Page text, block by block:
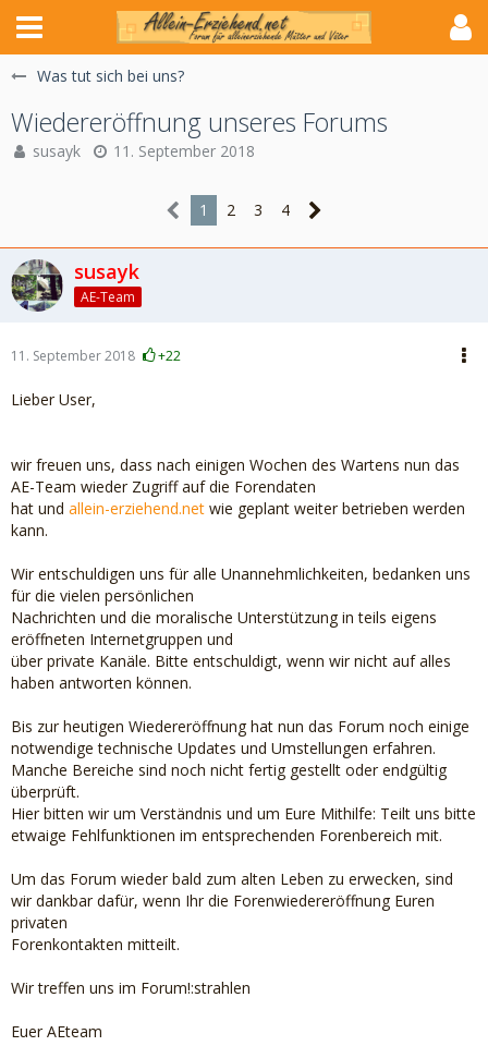
Was tut sich bei uns?
Wiedereröffnung unseres Forums
susayk 11. September 2018
1 2 3 4
susayk
AE-Team
11. September 2018 +22
Lieber User,
wir freuen uns, dass nach einigen Wochen des Wartens nun das
AE-Team wieder Zugriff auf die Forendaten
hat und allein-erziehend.net wie geplant weiter betrieben werden
kann.
Wir entschuldigen uns für alle Unannehmlichkeiten, bedanken uns
für die vielen persönlichen
Nachrichten und die moralische Unterstützung in teils eigens
eröffneten Internetgruppen und
über private Kanäle. Bitte entschuldigt, wenn wir nicht auf alles
haben antworten können.
Bis zur heutigen Wiedereröffnung hat nun das Forum noch einige
notwendige technische Updates und Umstellungen erfahren.
Manche Bereiche sind noch nicht fertig gestellt oder endgültig
überprüft.
Hier bitten wir um Verständnis und um Eure Mithilfe: Teilt uns bitte
etwaige Fehlfunktionen im entsprechenden Forenbereich mit.
Um das Forum wieder bald zum alten Leben zu erwecken, sind
wir dankbar dafür, wenn Ihr die Forenwiedereröffnung Euren
privaten
Forenkontakten mitteilt.
Wir treffen uns im Forum!:strahlen
Euer AEteam